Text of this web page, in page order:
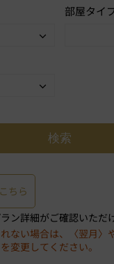
部屋タイ
ちら
ン詳細がご確認いただ
ない場合は、〈翌月〉
変更してください。